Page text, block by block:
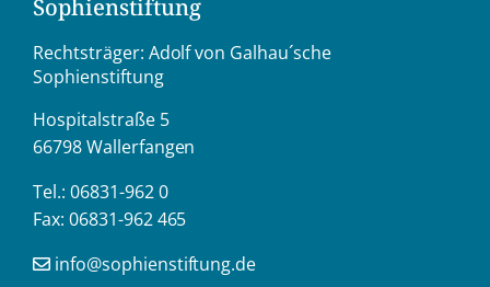
Sophienstiftung
Rechtsträger: Adolf von Galhau´sche
Sophienstiftung
Hospitalstraße 5
66798 Wallerfangen
Tel.: 06831-962 0
Fax: 06831-962 465
info@sophienstiftung.de